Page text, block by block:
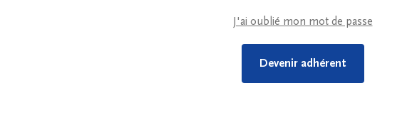
J'ai oublié mon mot de passe
Devenir adhérent